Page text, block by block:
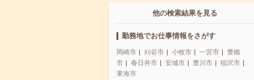
他の検索結果を見る
勤務地でお仕事情報をさがす
岡崎市 刈谷市 小牧市 一宮市
豊橋
市
春日井市 安城市 豊川市
稲沢市
東海市